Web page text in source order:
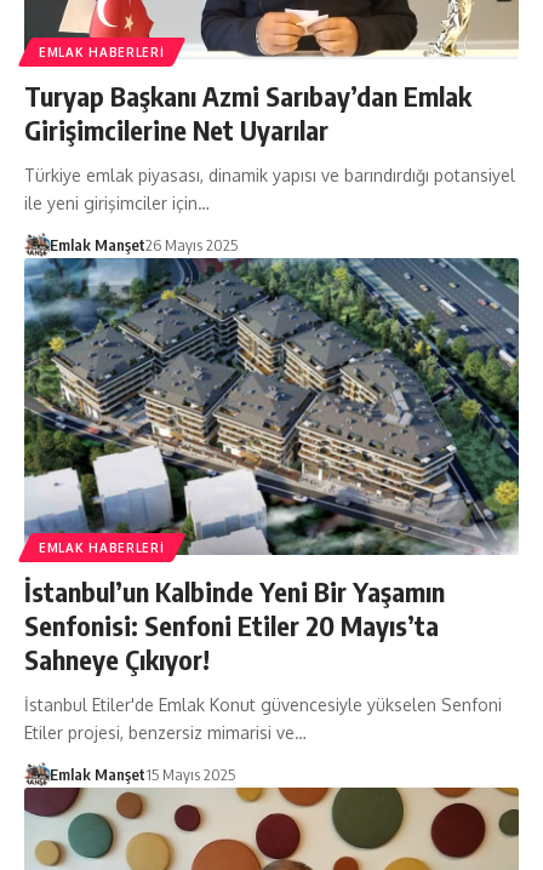
EMLAK HABERLERI
Turyap Başkanı Azmi Sarıbay’dan Emlak
Girişimcilerine Net Uyarılar
Türkiye emlak piyasası, dinamik yapısı ve barındırdığı potansiyel
ile yeni girişimciler için…
Emlak Manşet26 Mayıs 2025
EMLAK HABERLERI
İstanbul’un Kalbinde Yeni Bir Yaşamın
Senfonisi: Senfoni Etiler 20 Mayıs’ta
Sahneye Çıkıyor!
İstanbul Etiler'de Emlak Konut güvencesiyle yükselen Senfoni
Etiler projesi, benzersiz mimarisi ve…
Emlak Manşet15 Mayıs 2025